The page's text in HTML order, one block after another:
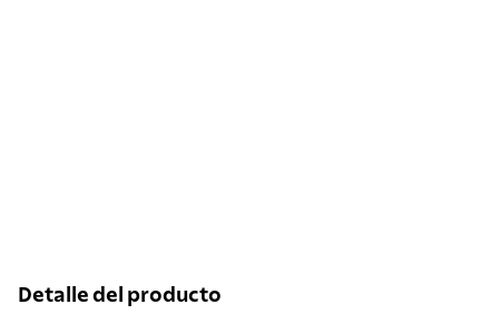
Detalle del producto